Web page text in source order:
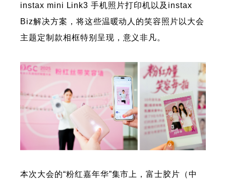
instax mini Link3 手机照片打印机以及instax
Biz解决方案，将这些温暖动人的笑容照片以大会
主题定制款相框特别呈现，意义非凡。
本次大会的“粉红嘉年华”集市上，富士胶片（中